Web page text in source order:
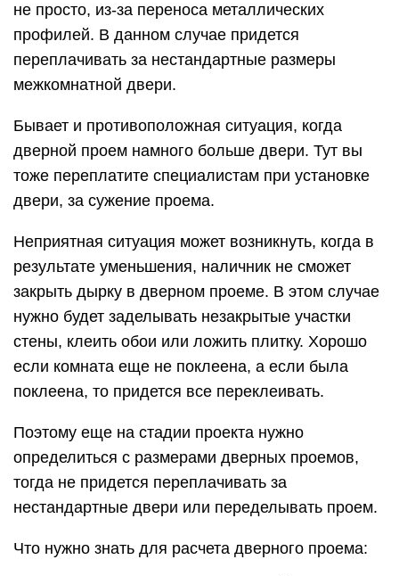
не просто, из-за переноса металлических
профилей. В данном случае придется
переплачивать за нестандартные размеры
межкомнатной двери.
Бывает и противоположная ситуация, когда
дверной проем намного больше двери. Тут вы
тоже переплатите специалистам при установке
двери, за сужение проема.
Неприятная ситуация может возникнуть, когда в
результате уменьшения, наличник не сможет
закрыть дырку в дверном проеме. В этом случае
нужно будет заделывать незакрытые участки
стены, клеить обои или ложить плитку. Хорошо
если комната еще не поклеена, а если была
поклеена, то придется все переклеивать.
Поэтому еще на стадии проекта нужно
определиться с размерами дверных проемов,
тогда не придется переплачивать за
нестандартные двери или переделывать проем.
Что нужно знать для расчета дверного проема: